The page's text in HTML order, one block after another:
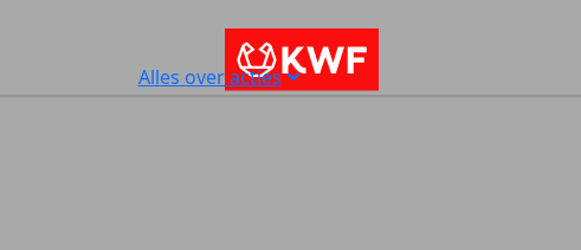
Alles over acties